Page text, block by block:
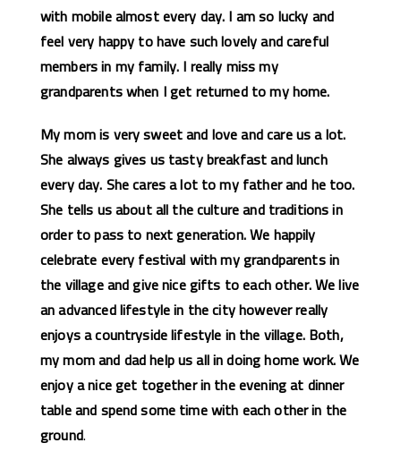
with mobile almost every day. I am so lucky and
feel very happy to have such lovely and careful
members in my family. I really miss my
grandparents when I get returned to my home.
My mom is very sweet and love and care us a lot.
She always gives us tasty breakfast and lunch
every day. She cares a lot to my father and he too.
She tells us about all the culture and traditions in
order to pass to next generation. We happily
celebrate every festival with my grandparents in
the village and give nice gifts to each other. We live
an advanced lifestyle in the city however really
enjoys a countryside lifestyle in the village. Both,
my mom and dad help us all in doing home work. We
enjoy a nice get together in the evening at dinner
table and spend some time with each other in the
ground.